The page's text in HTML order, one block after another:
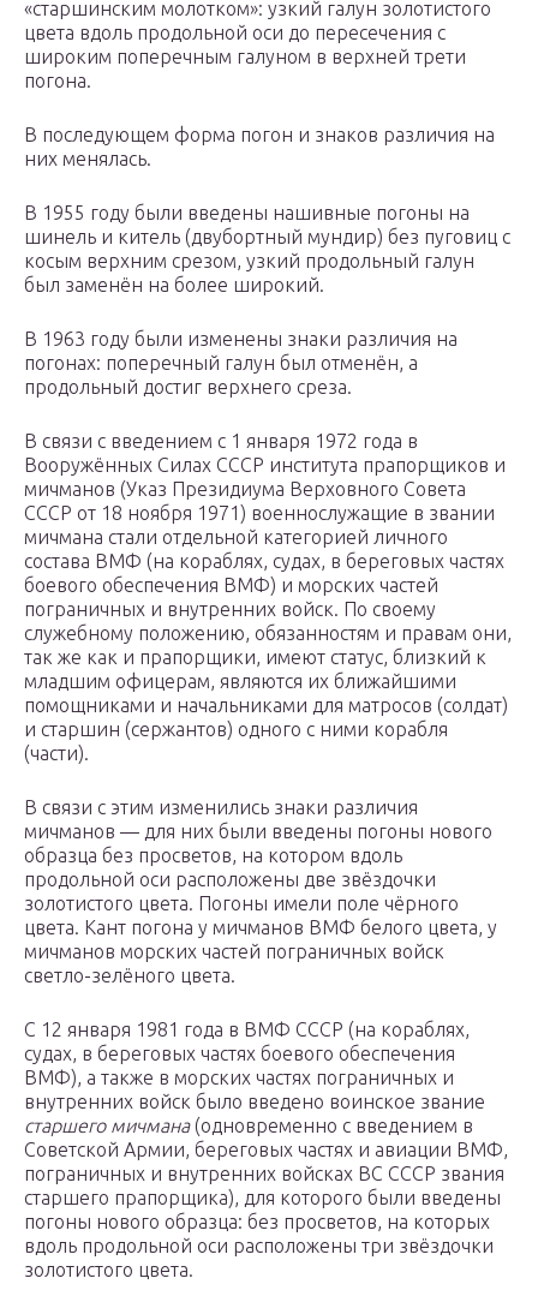
«старшинским молотком»: узкий галун золотистого
цвета вдоль продольной оси до пересечения с
широким поперечным галуном в верхней трети
погона.
В последующем форма погон и знаков различия на
них менялась.
В 1955 году были введены нашивные погоны на
шинель и китель (двубортный мундир) без пуговиц с
косым верхним срезом, узкий продольный галун
был заменён на более широкий.
В 1963 году были изменены знаки различия на
погонах: поперечный галун был отменён, а
продольный достиг верхнего среза.
В связи с введением с 1 января 1972 года в
Вооружённых Силах СССР института прапорщиков и
мичманов (Указ Президиума Верховного Совета
СССР от 18 ноября 1971) военнослужащие в звании
мичмана стали отдельной категорией личного
состава ВМФ (на кораблях, судах, в береговых частях
боевого обеспечения ВМФ) и морских частей
пограничных и внутренних войск. По своему
служебному положению, обязанностям и правам они,
так же как и прапорщики, имеют статус, близкий к
младшим офицерам, являются их ближайшими
помощниками и начальниками для матросов (солдат)
и старшин (сержантов) одного с ними корабля
(части).
В связи с этим изменились знаки различия
мичманов — для них были введены погоны нового
образца без просветов, на котором вдоль
продольной оси расположены две звёздочки
золотистого цвета. Погоны имели поле чёрного
цвета. Кант погона у мичманов ВМФ белого цвета, у
мичманов морских частей пограничных войск
светло-зелёного цвета.
С 12 января 1981 года в ВМФ СССР (на кораблях,
судах, в береговых частях боевого обеспечения
ВМФ), а также в морских частях пограничных и
внутренних войск было введено воинское звание
старшего мичмана(одновременно с введением в
Советской Армии, береговых частях и авиации ВМФ,
пограничных и внутренних войсках ВС СССР звания
старшего прапорщика), для которого были введены
погоны нового образца: без просветов, на которых
вдоль продольной оси расположены три звёздочки
золотистого цвета.